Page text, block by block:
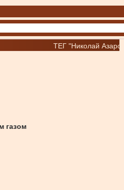
ТЕГ "Николай Азаров"
газом